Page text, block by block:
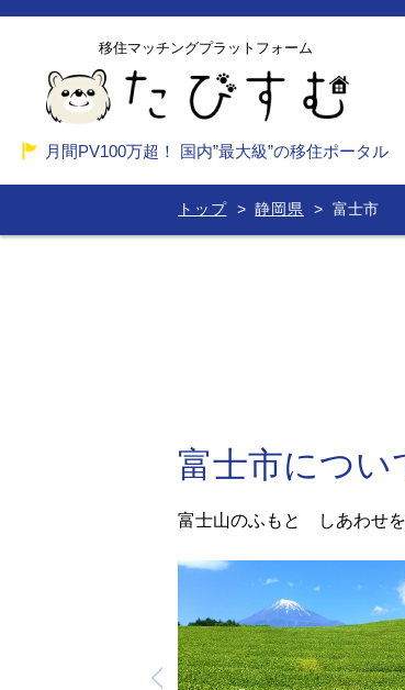
移住マッチングプラットフォーム
月間PV100万超！ 国内”最大級”の移住ポータル
トップ 静岡県 富士市
富士市につい
富士山のふもと しあわせ